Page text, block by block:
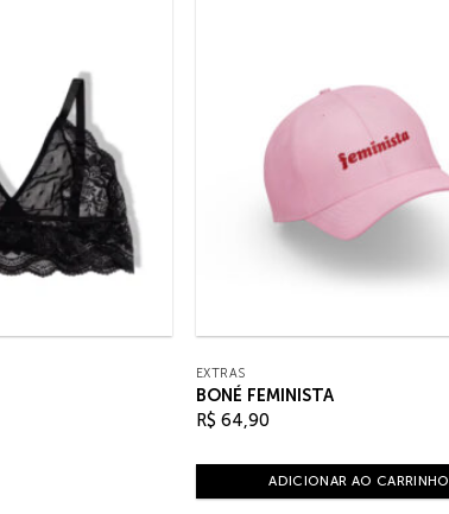
EXTRAS
BONÉ FEMINISTA
R$ 64,90
ADICIONAR AO CARRINHO